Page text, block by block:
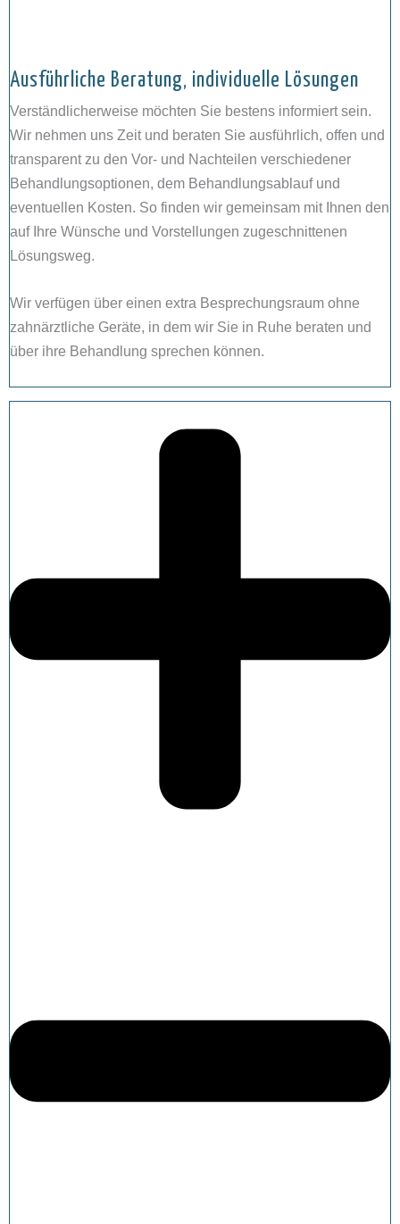
Ausführliche Beratung, individuelle Lösungen
Verständlicherweise möchten Sie bestens informiert sein.
Wir nehmen uns Zeit und beraten Sie ausführlich, offen und
transparent zu den Vor- und Nachteilen verschiedener
Behandlungsoptionen, dem Behandlungsablauf und
eventuellen Kosten. So finden wir gemeinsam mit Ihnen den
auf Ihre Wünsche und Vorstellungen zugeschnittenen
Lösungsweg.
Wir verfügen über einen extra Besprechungsraum ohne
zahnärztliche Geräte, in dem wir Sie in Ruhe beraten und
über ihre Behandlung sprechen können.